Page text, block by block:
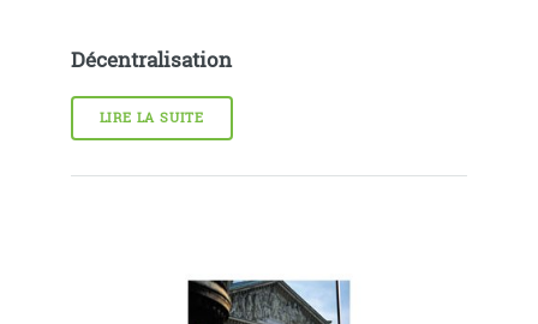
Décentralisation
LIRE LA SUITE